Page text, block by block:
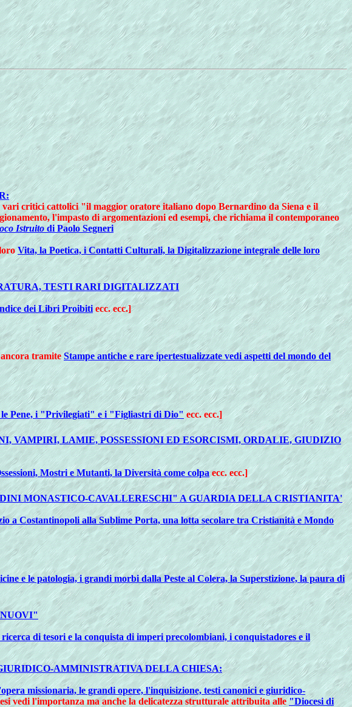
critici cattolici "il maggior oratore italiano dopo Bernardino da Siena e il
l'impasto di argomentazioni ed esempi, che richiama il contemporaneo
Istruito di Paolo Segneri
Vita, la Poetica, i Contatti Culturali, la Digitalizzazione integrale delle loro
TESTI RARI DIGITALIZZATI
dei Libri Proibiti ecc. ecc.]
ancora tramiteStampe antiche e rare ipertestualizzate vedi aspetti del mondo del
Pene, i "Privilegiati" e i "Figliastri di Dio" ecc. ecc.]
VAMPIRI, LAMIE, POSSESSIONI ED ESORCISMI, ORDALIE, GIUDIZIO
Mostri e Mutanti, la Diversità come colpaecc. ecc.]
MONASTICO-CAVALLERESCHI" A GUARDIA DELLA CRISTIANITA'
a Costantinopoli alla Sublime Porta, una lotta secolare tra Cristianità e Mondo
e le patologia, i grandi morbi dalla Peste al Colera, la Superstizione, la paura di
di tesori e la conquista di imperi precolombiani, i conquistadores e il
AMMINISTRATIVA DELLA CHIESA:
missionaria, le grandi opere, l'inquisizione, testi canonici e giuridico-
vedi l'importanza ma anche la delicatezza strutturale attribuita alle "Diocesi di